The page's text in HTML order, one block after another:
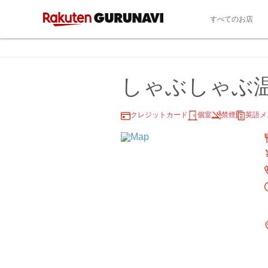
すべてのお店
しゃぶしゃぶ
クレジットカード 個室 禁煙 英語